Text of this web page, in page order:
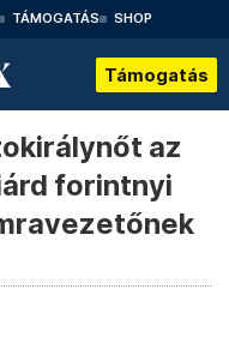
TÁMOGATÁS SHOP
Támogatás
az
forintnyi